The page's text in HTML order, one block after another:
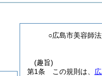
○広島市美容師
(趣旨)
第1条
この規則は、